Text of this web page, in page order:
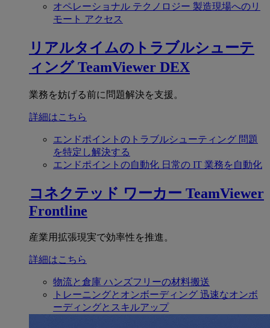
オペレーショナル テクノロジー 製造現場へのリ
モート アクセス
リアルタイムのトラブルシューテ
ィング TeamViewer DEX
業務を妨げる前に問題解決を支援。
詳細はこちら
エンドポイントのトラブルシューティング 問題
を特定し解決する
エンドポイントの自動化 日常の IT 業務を自動化
コネクテッド ワーカー TeamViewer
Frontline
産業用拡張現実で効率性を推進。
詳細はこちら
物流と倉庫 ハンズフリーの材料搬送
トレーニングとオンボーディング 迅速なオンボ
ーディングとスキルアップ